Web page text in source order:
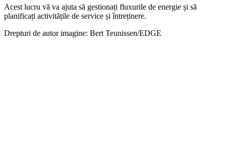
Acest lucru vă va ajuta să gestionați fluxurile de energie și să
planificați activitățile de service și întreținere.
Drepturi de autor imagine: Bert Teunissen/EDGE